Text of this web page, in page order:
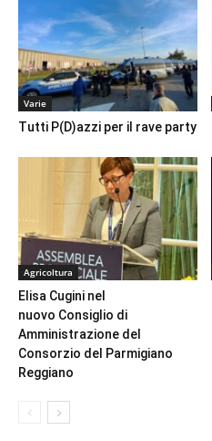
Varie
Tutti P(D)azzi per il rave party
Agricoltura
Elisa Cugini nel
nuovo Consiglio di
Amministrazione del
Consorzio del Parmigiano
Reggiano